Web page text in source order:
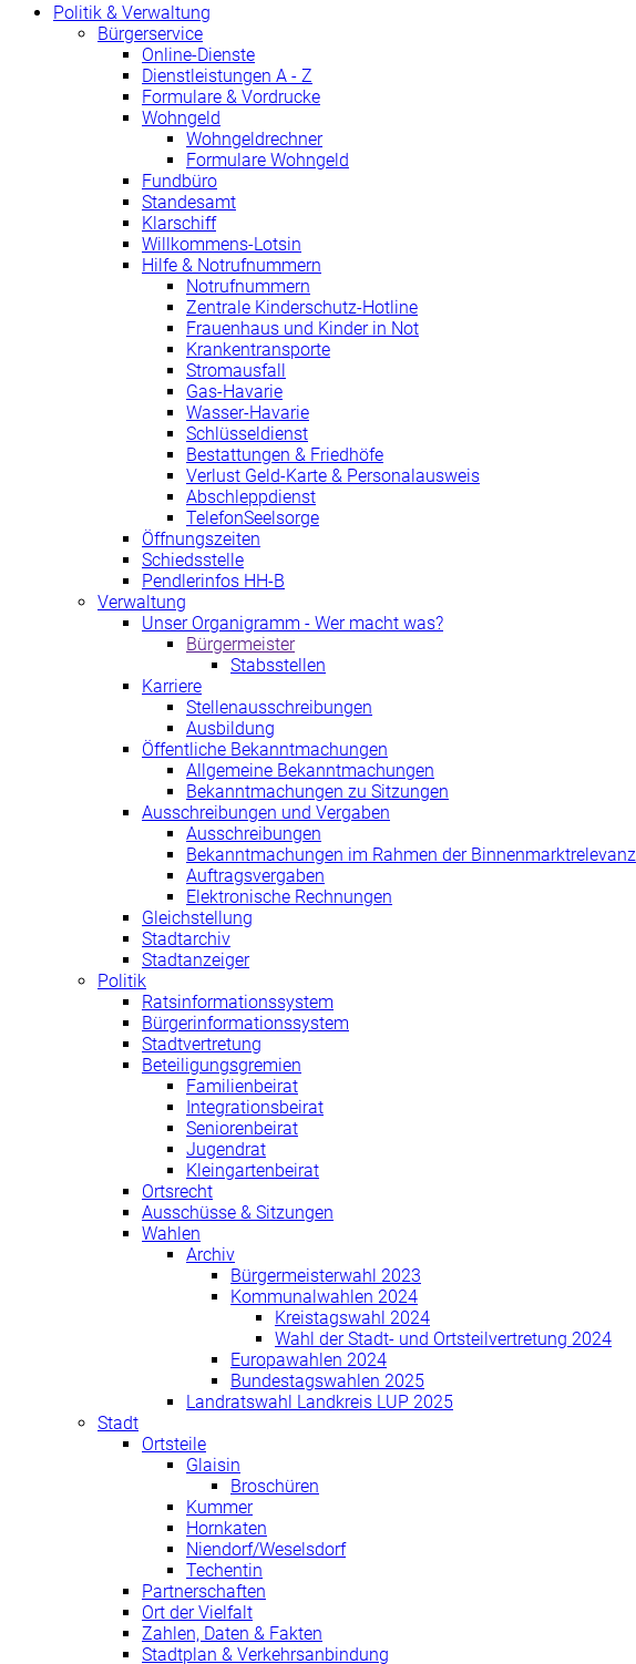
Politik & Verwaltung
Bürgerservice
Online-Dienste
Dienstleistungen A - Z
Formulare & Vordrucke
Wohngeld
Wohngeldrechner
Formulare Wohngeld
Fundbüro
Standesamt
Klarschiff
Willkommens-Lotsin
Hilfe & Notrufnummern
Notrufnummern
Zentrale Kinderschutz-Hotline
Frauenhaus und Kinder in Not
Krankentransporte
Stromausfall
Gas-Havarie
Wasser-Havarie
Schlüsseldienst
Bestattungen & Friedhöfe
Verlust Geld-Karte & Personalausweis
Abschleppdienst
TelefonSeelsorge
Öffnungszeiten
Schiedsstelle
Pendlerinfos HH-B
Verwaltung
Unser Organigramm - Wer macht was?
Bürgermeister
Stabsstellen
Karriere
Stellenausschreibungen
Ausbildung
Öffentliche Bekanntmachungen
Allgemeine Bekanntmachungen
Bekanntmachungen zu Sitzungen
Ausschreibungen und Vergaben
Ausschreibungen
Bekanntmachungen im Rahmen der Binnenmarktrelevanz
Auftragsvergaben
Elektronische Rechnungen
Gleichstellung
Stadtarchiv
Stadtanzeiger
Politik
Ratsinformationssystem
Bürgerinformationssystem
Stadtvertretung
Beteiligungsgremien
Familienbeirat
Integrationsbeirat
Seniorenbeirat
Jugendrat
Kleingartenbeirat
Ortsrecht
Ausschüsse & Sitzungen
Wahlen
Archiv
Bürgermeisterwahl 2023
Kommunalwahlen 2024
Kreistagswahl 2024
Wahl der Stadt- und Ortsteilvertretung 2024
Europawahlen 2024
Bundestagswahlen 2025
Landratswahl Landkreis LUP 2025
Stadt
Ortsteile
Glaisin
Broschüren
Kummer
Hornkaten
Niendorf/Weselsdorf
Techentin
Partnerschaften
Ort der Vielfalt
Zahlen, Daten & Fakten
Stadtplan & Verkehrsanbindung